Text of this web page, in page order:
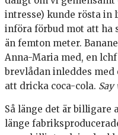
intresse) kunde rösta in
införa förbud mot att ha
än femton meter.
Anna-Maria med, en
brevlådan inleddes
att dricka coca-cola. Say
Så länge det är billigare
länge